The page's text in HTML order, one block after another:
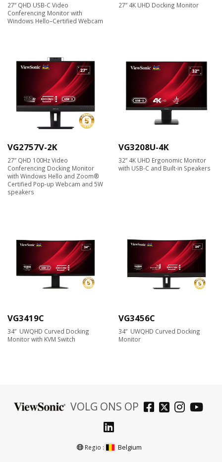
27” QHD USB-C Video
Conferencing Monitor with
Windows Hello–Certified Webcam
27” 4K UHD Docking Monitor
VG2757V-2K
27” QHD 100Hz Video
Conferencing Docking Monitor
with Windows Hello and Zoom®
Certified Pop-up Webcam and 5W
speakers
VG3208U-4K
32” 4K UHD Ergonomic Monitor
with USB-C and Built-in Speakers
VG3419C
34” UWQHD Curved Docking
Monitor with KVM Switch
VG3456C
34” UWQHD Curved Docking
Monitor
VOLG ONS OP
Regio : Belgium